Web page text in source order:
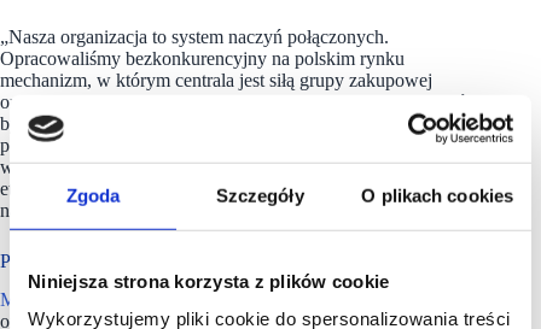
Zgoda Szczegóły O plikach cookies
Niniejsza strona korzysta z plików cookie
Wykorzystujemy pliki cookie do spersonalizowania treści
„Nasza organizacja to system naczyń połączonych.
Opracowaliśmy bezkonkurencyjny na polskim rynku
mechanizm, w którym centrala jest siłą grupy zakupowej
oraz walczy o najniższe ceny i najlepsze warunki u dostawców,
by ostatecznie wygenerować maksymalne zyski na poziomie
pojedynczego marketu. Setne otwarcie Pszczółki utwierdza nas
w przekonaniu, że to elastyczna sieć partnerska, którą wyróżnia
etyka w biznesie, a ciągłe podnoszenie wiedzy kadr są filarami,
na których buduje się pozycję wieloletniego lidera”.
Plany na kolejne kwartały
Majster Budowlane ABC
oraz edukację swoich kadr. Sieć oferuje dostęp do tzw.